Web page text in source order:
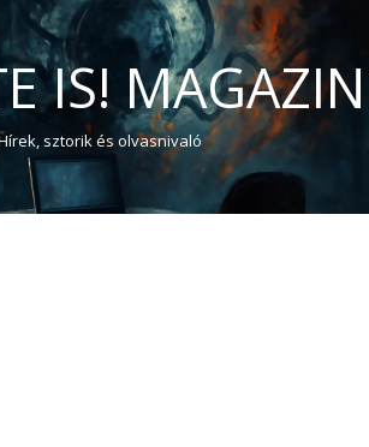
IS! MAGAZIN
sztorik és olvasnivaló